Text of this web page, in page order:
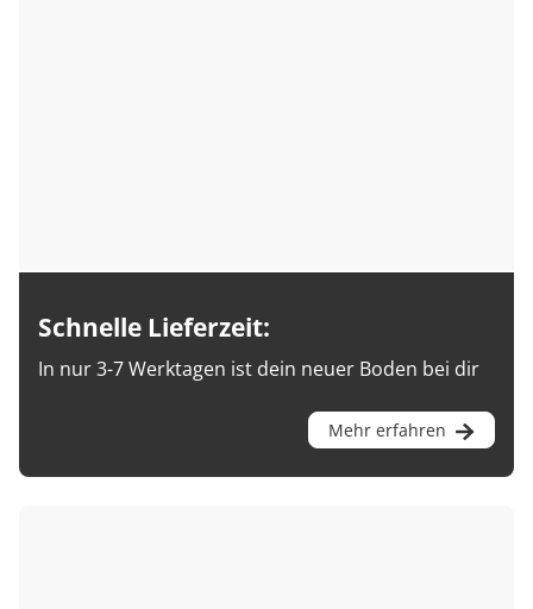
Schnelle Lieferzeit:
In nur 3-7 Werktagen ist dein neuer Boden bei dir
Mehr erfahren